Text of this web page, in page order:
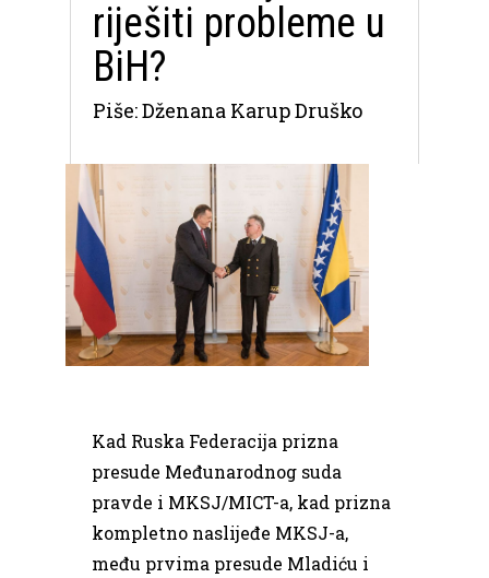
riješiti probleme u
BiH?
Piše: Dženana Karup Druško
Kad Ruska Federacija prizna
presude Međunarodnog suda
pravde i MKSJ/MICT-a, kad prizna
kompletno naslijeđe MKSJ-a,
među prvima presude Mladiću i